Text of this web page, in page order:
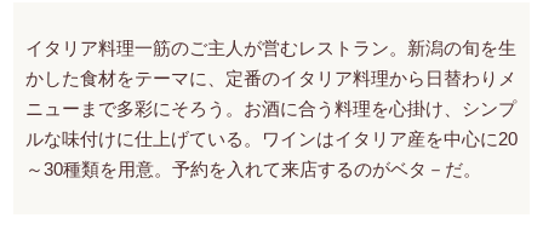
イタリア料理一筋のご主人が営むレストラン。新潟の旬を生
かした食材をテーマに、定番のイタリア料理から日替わりメ
ニューまで多彩にそろう。お酒に合う料理を心掛け、シンプ
ルな味付けに仕上げている。ワインはイタリア産を中心に20
～30種類を用意。予約を入れて来店するのがベタ－だ。